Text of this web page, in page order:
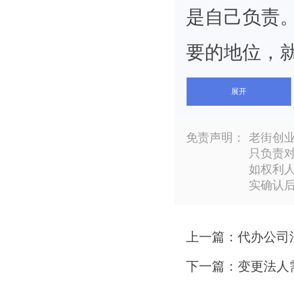
是自己负责
要的地位，
质。其主要
发展有关的
扬。企业业
任，企业经
性命紧密相
展开
免责声明：
老街创
只负责
如权利
实确认
上一篇：
下一篇：